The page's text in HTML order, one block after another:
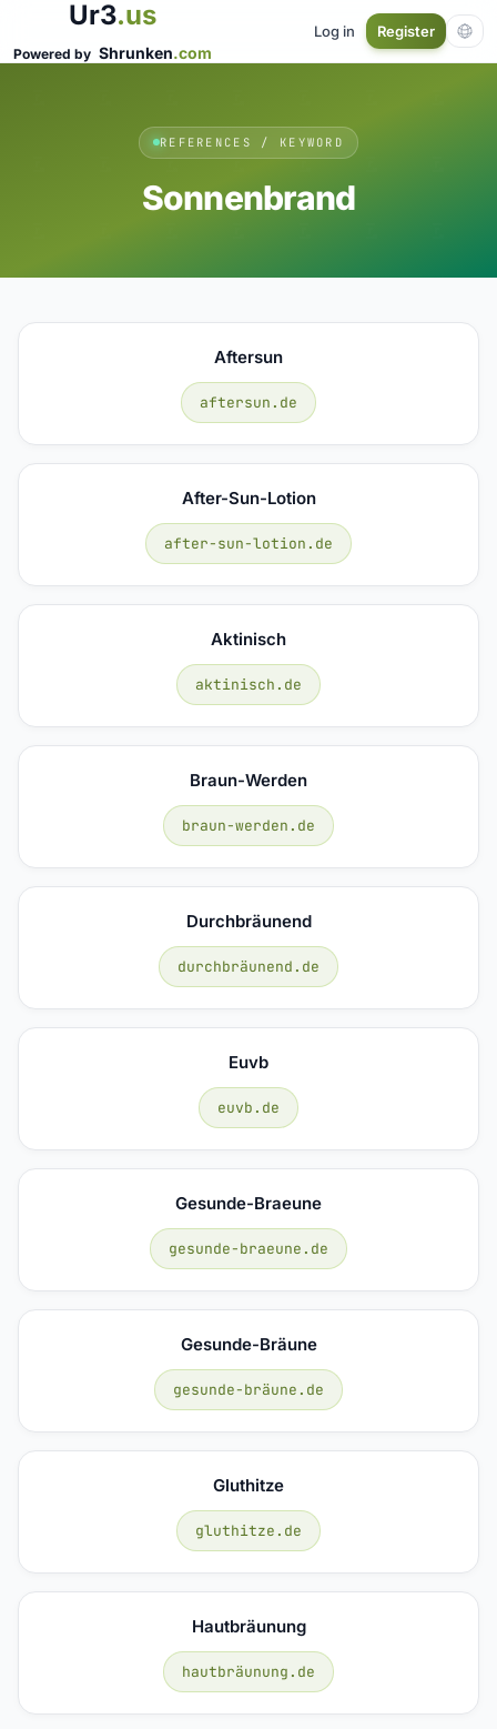
Ur3.us
Powered by Shrunken.com
Log in Register
REFERENCES / KEYWORD
Sonnenbrand
Aftersun
aftersun.de
After-Sun-Lotion
after-sun-lotion.de
Aktinisch
aktinisch.de
Braun-Werden
braun-werden.de
Durchbräunend
durchbräunend.de
Euvb
euvb.de
Gesunde-Braeune
gesunde-braeune.de
Gesunde-Bräune
gesunde-bräune.de
Gluthitze
gluthitze.de
Hautbräunung
hautbräunung.de